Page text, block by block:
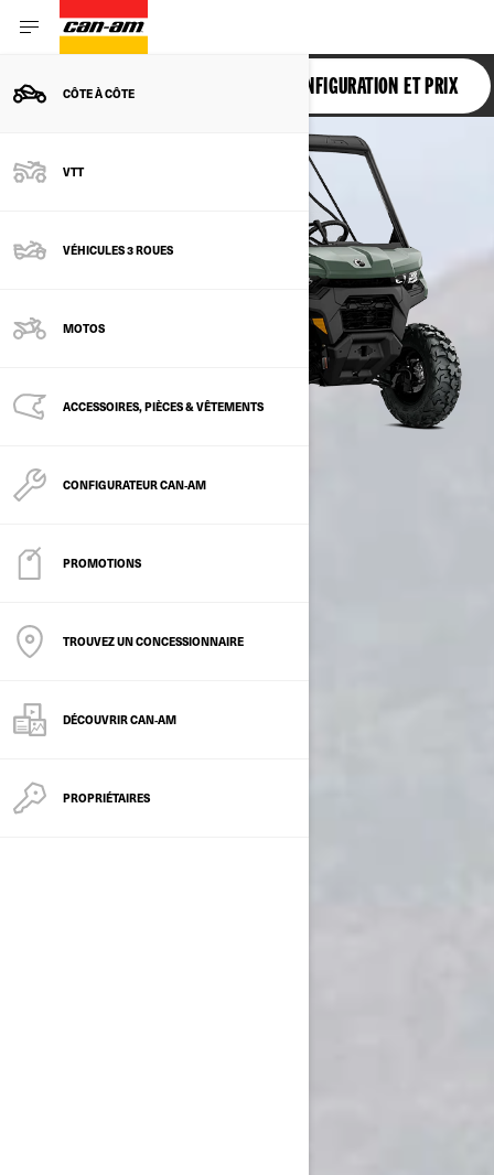
CÔTE À CÔTE
VTT
VÉHICULES 3 ROUES
MOTOS
ACCESSOIRES, PIÈCES & VÊTEMENTS
CONFIGURATEUR CAN‑AM
PROMOTIONS
TROUVEZ UN CONCESSIONNAIRE
DÉCOUVRIR CAN‑AM
PROPRIÉTAIRES
DEFENDER CONFIGURATION ET PRIX